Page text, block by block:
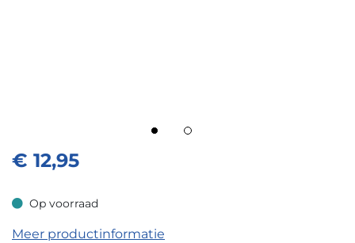
€ 12,95
Op voorraad
Op voorraad
Meer productinformatie